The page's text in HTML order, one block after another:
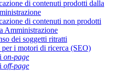
di contenuti prodotti dalla
di contenuti non prodotti
Amministrazione
dei soggetti ritratti
i motori di ricerca (SEO)
on-page
off-page